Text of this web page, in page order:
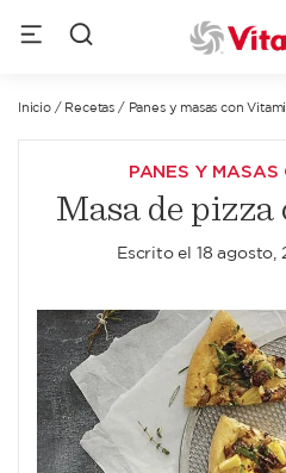
Inicio/ Recetas / Panes y masas con
PANES Y MASAS
Masa de
Escrito el 18 agosto,